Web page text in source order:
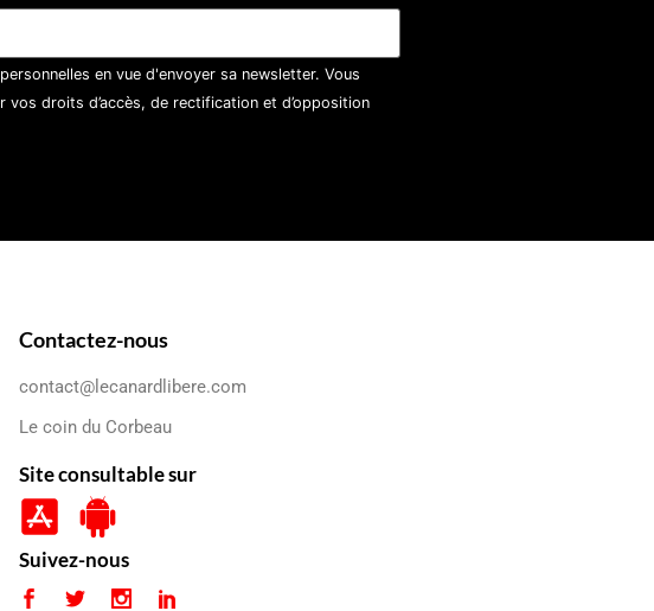
en vue d'envoyer sa newsletter. Vous
droits d’accès, de rectification et d’opposition
Contactez-nous
contact@lecanardlibere.com
Le coin du Corbeau
Site consultable sur
Suivez-nous